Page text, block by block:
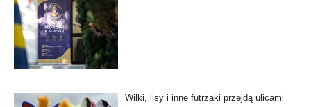
Wilki, lisy i inne futrzaki przejdą ulicami